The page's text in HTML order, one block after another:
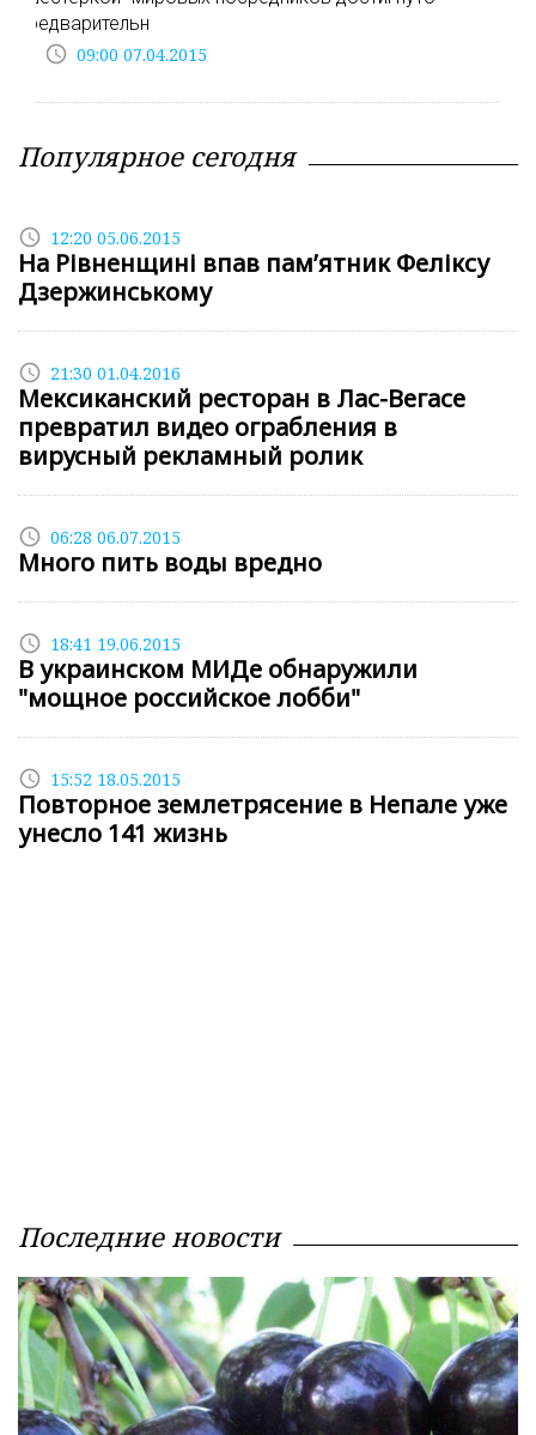
предварительн
access_time 09:00 07.04.2015
Популярное сегодня
access_time 12:20 05.06.2015
На Рівненщині впав пам’ятник Феліксу
Дзержинському
access_time 21:30 01.04.2016
Мексиканский ресторан в Лас-Вегасе
превратил видео ограбления в
вирусный рекламный ролик
access_time 06:28 06.07.2015
Много пить воды вредно
access_time 18:41 19.06.2015
В украинском МИДе обнаружили
"мощное российское лобби"
access_time 15:52 18.05.2015
Повторное землетрясение в Непале уже
унесло 141 жизнь
Последние новости